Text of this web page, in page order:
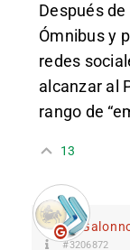
Después
Ómnibus y
redes
alcanzar al
rango de
13
#3206872